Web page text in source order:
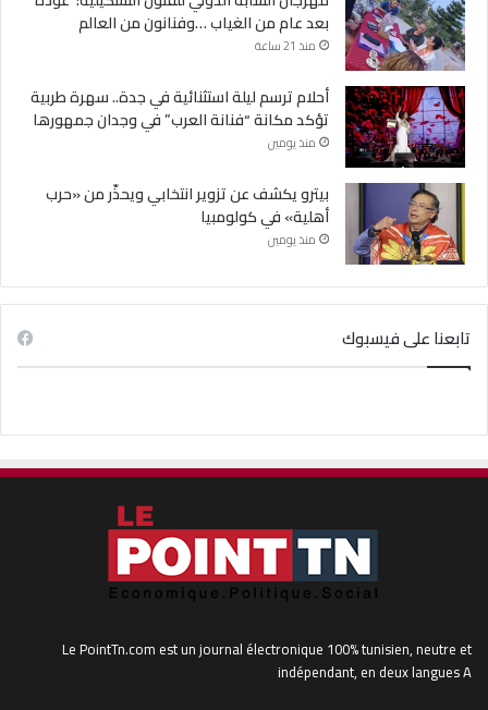
بعد عام من الغياب …وفنانون من العالم
منذ 21 ساعة
أحلام ترسم ليلة استثنائية في جدة.. سهرة طربية
تؤكد مكانة “فنانة العرب” في وجدان جمهورها
منذ يومين
بيترو يكشف عن تزوير انتخابي ويحذّر من «حرب
أهلية» في كولومبيا
منذ يومين
تابعنا على فيسبوك
Le PointTn.com est un journal électronique 100% tunisien, neutre et
indépendant, en deux langues A